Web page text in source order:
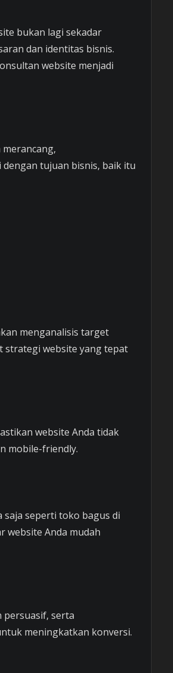
bukan lagi sekadar
dan identitas bisnis.
website menjadi
tujuan bisnis, baik itu
menganalisis target
strategi website yang tepat
website Anda tidak
mobile-friendly.
saja seperti toko bagus di
website Anda mudah
persuasif, serta
meningkatkan konversi.